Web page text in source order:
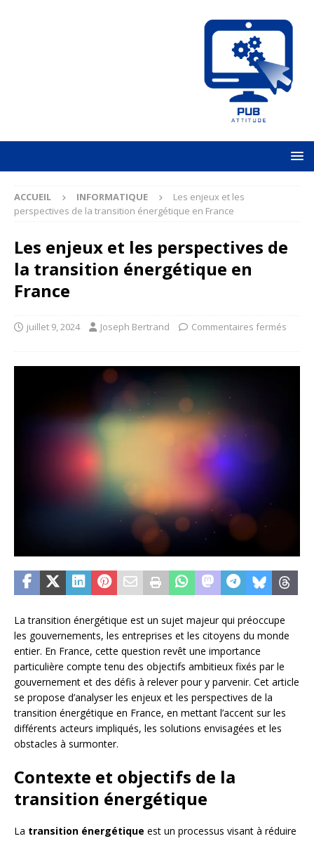
ACCUEIL INFORMATIQUE
Les enjeux et les
perspectives de la transition énergétique en France
Les enjeux et les perspectives de
la transition énergétique en
France
juillet 9, 2024 Joseph Bertrand Commentaires fermés
La transition énergétique est un sujet majeur qui préoccupe
les gouvernements, les entreprises et les citoyens du monde
entier. En France, cette question revêt une importance
particulière compte tenu des objectifs ambitieux fixés par le
gouvernement et des défis à relever pour y parvenir. Cet article
se propose d’analyser les enjeux et les perspectives de la
transition énergétique en France, en mettant l’accent sur les
différents acteurs impliqués, les solutions envisagées et les
obstacles à surmonter.
Contexte et objectifs de la
transition énergétique
La transition énergétique est un processus visant à réduire